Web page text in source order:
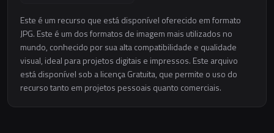
Este é um recurso que está disponível oferecido em formato
JPG. Este é um dos formatos de imagem mais utilizados no
mundo, conhecido por sua alta compatibilidade e qualidade
visual, ideal para projetos digitais e impressos. Este arquivo
está disponível sob a licença Gratuita, que permite o uso do
recurso tanto em projetos pessoais quanto comerciais.